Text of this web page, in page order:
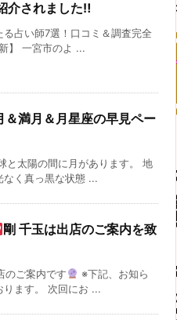
介されました‼
占い師7選！口コミ＆調査完全
】 一宮市のよ ...
満月＆月星座の早見ペー
と太陽の間に月があります。 地
なく真っ黒な状態 ...
剛 千玉は出店のご案内を致
ご案内です
※下記、お知ら
ります。 次回にお ...